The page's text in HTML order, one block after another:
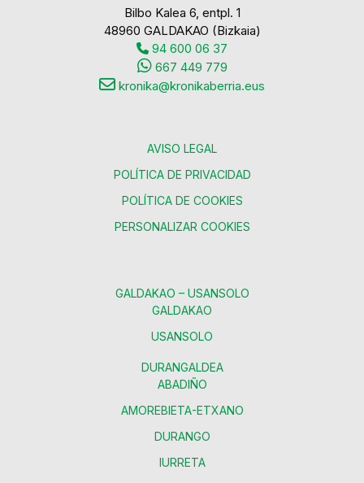
Bilbo Kalea 6, entpl. 1
48960 GALDAKAO (Bizkaia)
94 600 06 37
667 449 779
kronika@kronikaberria.eus
AVISO LEGAL
POLÍTICA DE PRIVACIDAD
POLÍTICA DE COOKIES
PERSONALIZAR COOKIES
GALDAKAO – USANSOLO
GALDAKAO
USANSOLO
DURANGALDEA
ABADIÑO
AMOREBIETA-ETXANO
DURANGO
IURRETA